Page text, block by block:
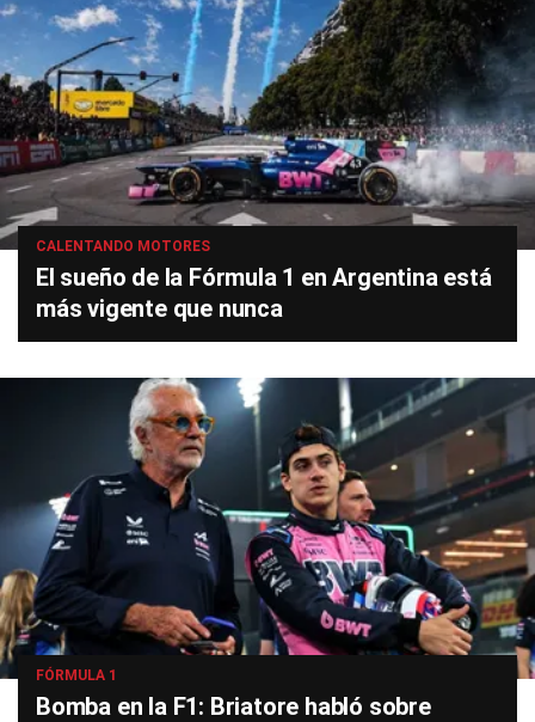
CALENTANDO MOTORES
El sueño de la Fórmula 1 en Argentina está
más vigente que nunca
FÓRMULA 1
Bomba en la F1: Briatore habló sobre